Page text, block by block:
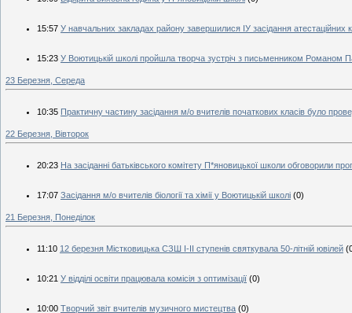
15:57 У навчальних закладах району завершилися ІУ засідання атестаційних
15:23 У Воютицькій школі пройшла творча зустріч з письменником Романом
23 Березня, Середа
10:35 Практичну частину засідання м/о вчителів початкових класів було
22 Березня, Вівторок
20:23 На засіданні батьківського комітету П*яновицької школи обговорили
17:07 Засідання м/о вчителів біології та хімії у Воютицькій школі (0)
21 Березня, Понеділок
11:10 12 березня Містковицька СЗШ І-ІІ ступенів святкувала 50-літній ювілей
10:21 У відділі освіти працювала комісія з оптимізації (0)
10:00 Творчий звіт вчителів музичного мистецтва (0)